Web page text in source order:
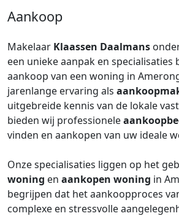
Aankoop
Makelaar Klaassen Daalmans
een unieke aanpak en specialisaties
aankoop van een woning in
jarenlange ervaring als
uitgebreide kennis van de lokale
bieden wij professionele
vinden en aankopen van uw ideale
Onze specialisaties liggen op het
woning en aankopen woning in
begrijpen dat het aankoopproces
complexe en stressvolle